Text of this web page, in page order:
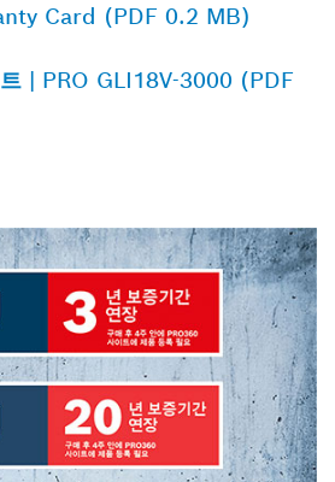
Card (PDF 0.2 MB)
| PRO GLI18V-3000 (PDF